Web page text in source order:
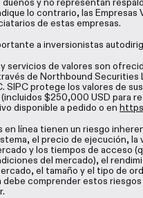
y no representan
lo contrario, las Empresas
de estas empresas.
a inversionistas
servicios de valores son
de Northbound Securities
SIPC protege los valores de
$250,000 USD para
disponible a pedido o en
en línea tienen un riesgo
el precio de ejecución, la
y los tiempos de acceso
del mercado), el
el tamaño y el tipo de
debe comprender estos